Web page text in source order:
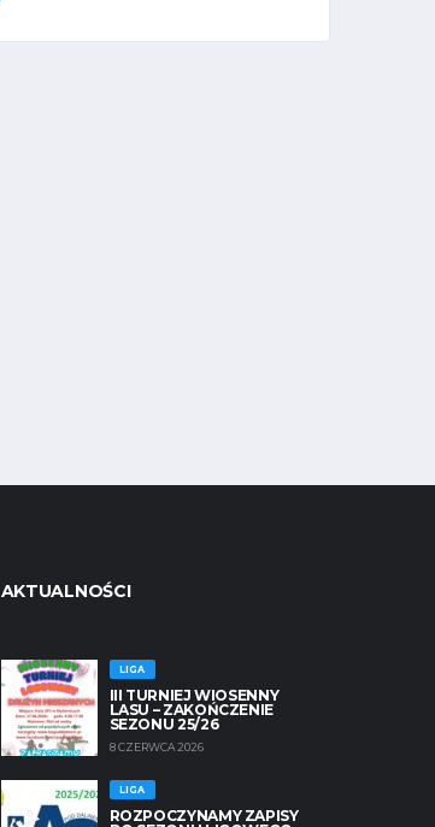
AKTUALNOŚCI
LIGA
III TURNIEJ WIOSENNY
LASU – ZAKOŃCZENIE
SEZONU 25/26
8 CZERWCA 2026
LIGA
ROZPOCZYNAMY ZAPISY